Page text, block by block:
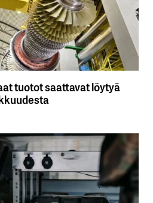
tuotot saattavat löytyä